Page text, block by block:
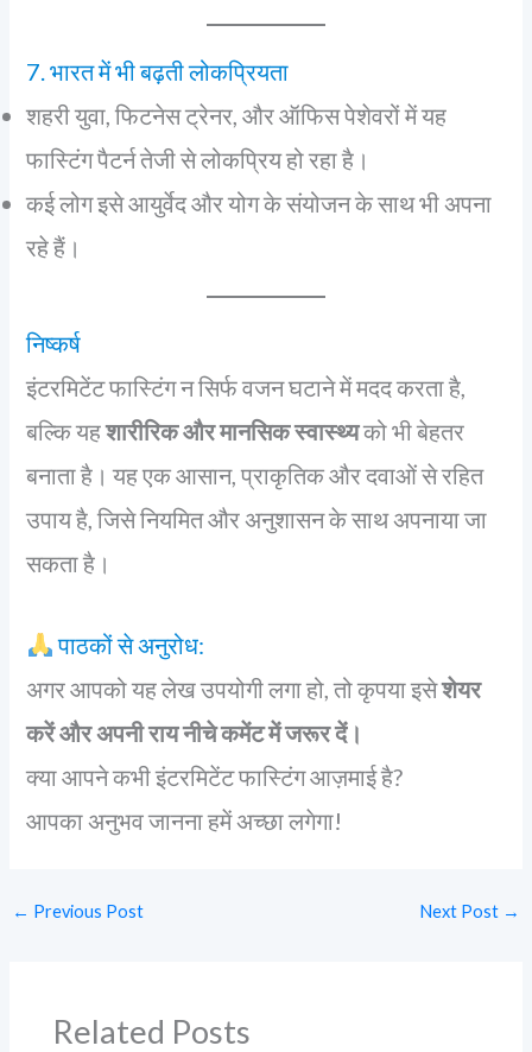
7. भारत में भी बढ़ती लोकप्रियता
शहरी युवा, फिटनेस ट्रेनर, और ऑफिस पेशेवरों में यह
फास्टिंग पैटर्न तेजी से लोकप्रिय हो रहा है।
कई लोग इसे आयुर्वेद और योग के संयोजन के साथ भी अपना
रहे हैं।
निष्कर्ष
इंटरमिटेंट फास्टिंग न सिर्फ वजन घटाने में मदद करता है,
बल्कि यहशारीरिक और मानसिक स्वास्थ्यको भी बेहतर
बनाता है। यह एक आसान, प्राकृतिक और दवाओं से रहित
उपाय है, जिसे नियमित और अनुशासन के साथ अपनाया जा
सकता है।
पाठकों से अनुरोध:
अगर आपको यह लेख उपयोगी लगा हो, तो कृपया इसेशेयर
करें और अपनी राय नीचे कमेंट में जरूर दें।
क्या आपने कभी इंटरमिटेंट फास्टिंग आज़माई है?
आपका अनुभव जानना हमें अच्छा लगेगा!
← Previous Post Next Post →
Related Posts